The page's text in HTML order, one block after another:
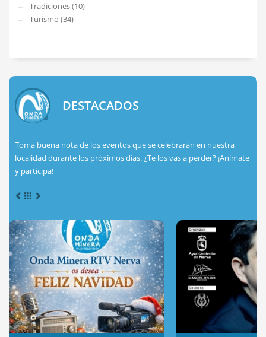
Tradiciones (10)
Turismo (34)
DESTACADOS
Toma buena nota de los eventos que se celebrarán en nuestra
localidad durante los próximos días. ¿Te los vas a perder? ¡Anímate
y participa!